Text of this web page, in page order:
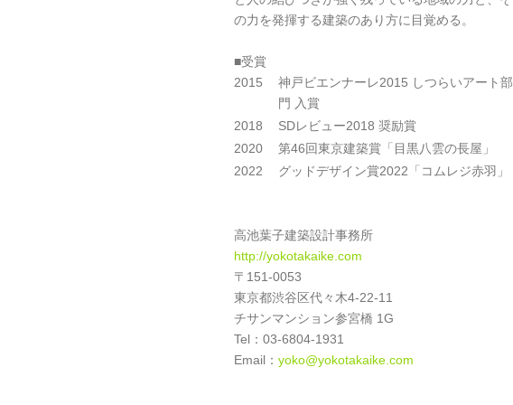
の力を発揮する建築のあり方に目覚める。
■受賞
2015
神戸ビエンナーレ2015 しつらいアート部
門 入賞
2018
SDレビュー2018 奨励賞
2020
第46回東京建築賞「目黒八雲の長屋」
2022
グッドデザイン賞2022「コムレジ赤羽」
高池葉子建築設計事務所
http://yokotakaike.com
〒151-0053
東京都渋谷区代々木4-22-11
チサンマンション参宮橋 1G
Tel：03-6804-1931
Email： yoko@yokotakaike.com